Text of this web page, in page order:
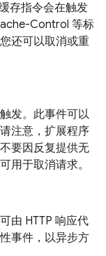
存指令会在触发
Control 等标
还可以取消或重
发。此事件可以
注意，扩展程序
要因反复提供无
用于取消请求。
由 HTTP 响应代
事件，以异步方